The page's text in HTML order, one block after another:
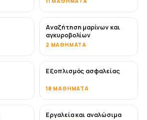
Αναζήτηση μαρίνων και
αγκυροβολίων
2 ΜΑΘΉΜΑΤΑ
Εξοπλισμός ασφαλείας
18 ΜΑΘΉΜΑΤΑ
Εργαλεία και αναλώσιμα